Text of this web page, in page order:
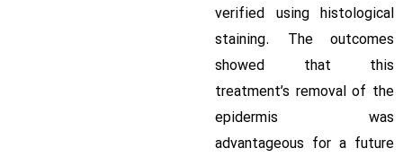
verified using histological
staining. The outcomes
showed that this
treatment’s removal of the
epidermis was
advantageous for a future